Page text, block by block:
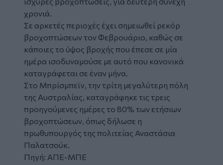
χρονιά.
Σε αρκετές περιοχές έχει σημειωθεί ρεκόρ
βροχοπτώσεων τον Φεβρουάριο, καθώς σε
κάποιες το ύψος βροχής που έπεσε σε μία
ημέρα ισοδυναμούσε με αυτό που κανονικά
καταγράφεται σε έναν μήνα.
Στο Μπρίσμπεϊν, την τρίτη μεγαλύτερη πόλη
της Αυστραλίας, καταγράφηκε τις τρεις
προηγούμενες ημέρες το 80% των ετήσιων
βροχοπτώσεων, όπως δήλωσε η
πρωθυπουργός της πολιτείας Αναστάσια
Παλατσούκ.
Πηγή: ΑΠΕ-ΜΠΕ